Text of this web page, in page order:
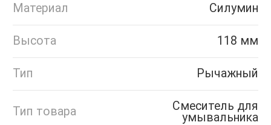
Материал Силумин
Высота 118 мм
Тип Рычажный
Тип товара
Смеситель для
умывальника